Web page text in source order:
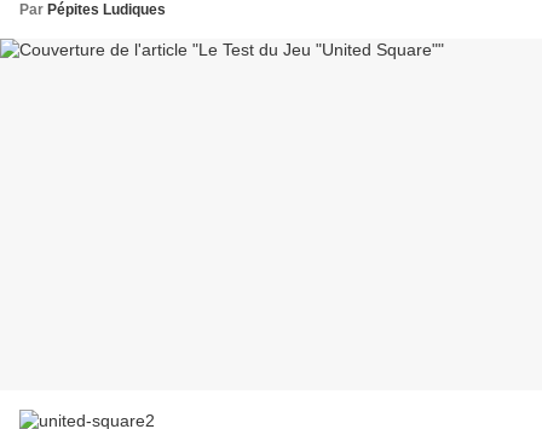
Par Pépites Ludiques